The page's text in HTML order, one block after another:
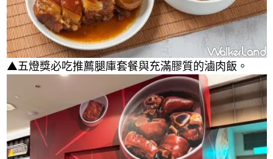
▲五燈獎必吃推薦腿庫套餐與充滿膠質的滷肉飯。